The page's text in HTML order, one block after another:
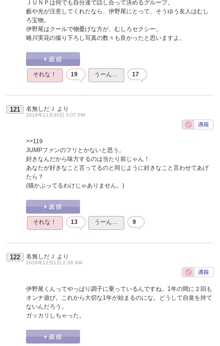
ＪＵＮＰは何でも自分達で話し合って決めるグループ。
藪や光が注意してくれたなら、伊野尾にとって、そうゆう友人はむし
ろ宝物。
伊野尾はクールで物憂げな方が、むしろセクシー。
蜷川実花の撮り下ろし写真の数々も良かったと思いますよ。
それな！ 19 うーん… 17
121 名無しだＪ より
2016年11月30日 5:07 PM
>>119
JUMPファンのフリとかないと思う。
好きなんだから味方するのは当たり前じゃん！
あなたが好きなこと言ってるのと同じように好きなこと言わせてあげ
たら？
(猫かぶってるわけじゃありません。)
それな！ 13 うーん… 9
122 名無しだＪ より
2016年12月1日 2:39 AM
伊野尾くんってやっぱり調子に乗っているんですね。1年の間に２回も
オンナ遊び。これから大切な1年が始まるのにな。どうして自覚を持て
ないんだろう。
ガッカリしちゃった。